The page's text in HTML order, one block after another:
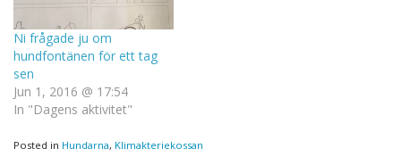
Ni frågade ju om
hundfontänen för ett tag
sen
Jun 1, 2016 @ 17:54
In "Dagens aktivitet"
Posted in Hundarna, Klimakteriekossan